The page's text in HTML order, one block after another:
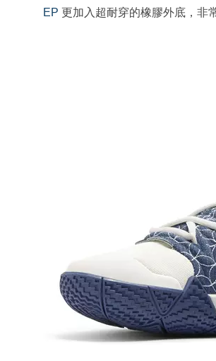
EP 更加入超耐穿的橡膠外底，非